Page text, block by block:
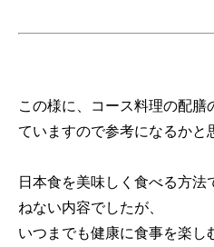
この様に、コース料理の配膳
ていますので参考になるかと
日本食を美味しく食べる方
ねない内容でしたが、
いつまでも健康に食事を楽し